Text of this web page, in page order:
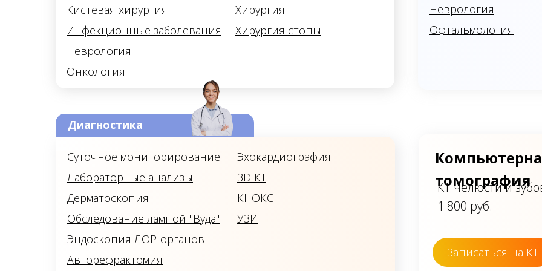
Кистевая хирургия
Инфекционные заболевания
Неврология
Онкология
Хирургия
Хирургия стопы
Суточное мониторирование
Лабораторные анализы
Дерматоскопия
Обследование лампой "Вуда"
Эндоскопия ЛОР-органов
Авторефрактомия
томография
КТ челюсти и
1 800 руб.
Диагностика
Записаться на КТ
Неврология
Офтальмология
Эхокардиография
3D КТ
КНОКС
УЗИ